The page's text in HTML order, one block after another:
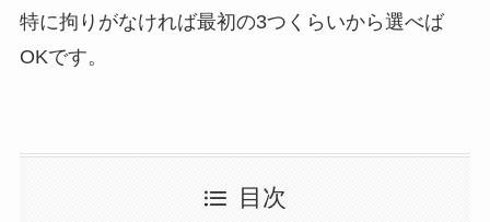
特に拘りがなければ最初の3つくらいから選べば
OKです。
目次